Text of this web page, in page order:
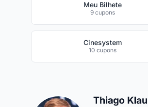
Meu Bilhete
9 cupons
Cinesystem
10 cupons
Thiago